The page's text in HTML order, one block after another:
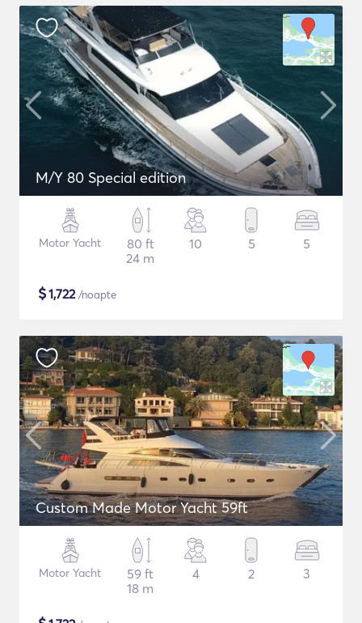
M/Y 80 Special edition
Motor Yacht
80 ft
24 m
10 5 5
$1,722/noapte
Custom Made Motor Yacht 59ft
Motor Yacht
59 ft
18 m
4 2 3